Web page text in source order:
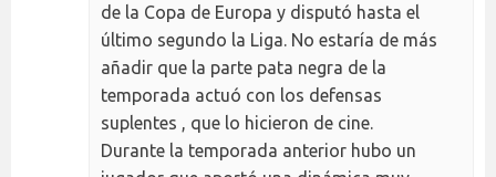
de la Copa de Europa y disputó hasta el
último segundo la Liga. No estaría de más
añadir que la parte pata negra de la
temporada actuó con los defensas
suplentes , que lo hicieron de cine.
Durante la temporada anterior hubo un